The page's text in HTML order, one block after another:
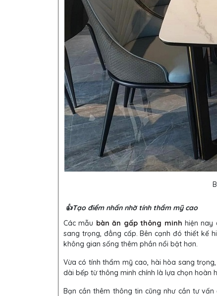
👍Tạo điểm nhấn nhờ tính thẩm mỹ cao
Các mẫu bàn ăn gấp thông minh hiện nay
sang trọng, đẳng cấp. Bên cạnh đó thiết kế
không gian sống thêm phần nổi bật hơn.
Vừa có tính thẩm mỹ cao, hài hòa sang
dài bếp từ thông minh chính là lựa chọn hoàn
Bạn cần thêm thông tin cũng như cần tư